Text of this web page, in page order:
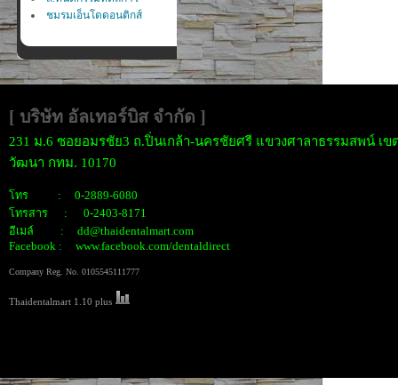
ชมรมเอ็นโดดอนติกส์
[ บริษัท อัลเทอร์บิส จำกัด ]
231 ม.6 ซอยอมรชัย3 ถ.ปิ่นเกล้า-นครชัยศรี แขวงศาลาธรรมสพน์ เข
วัฒนา กทม. 10170
โทร : 0-2889-6080
โทรสาร : 0-2403-8171
อีเมล์ : dd@thaidentalmart.com
Facebook : www.facebook.com/dentaldirect
Company Reg. No. 0105545111777
Thaidentalmart 1.10 plus